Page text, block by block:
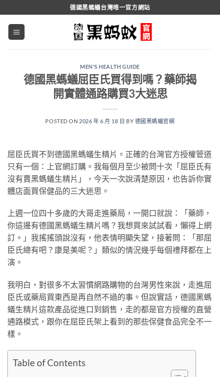
德國黑螞蟻台灣唯一官方網站
MEN'S HEALTH GUIDE
德國黑螞蟻屈臣氏買得到嗎？藥師揭
開實體通路購買3大迷思
POSTED ON 2026 年 6 月 18 日 BY 德國黑螞蟻官網
屈臣氏買不到德國黑螞蟻生精片。正確的台灣官方授權管道
只有一個：上官網訂購。我每個月至少被問十次「屈臣氏有
沒有賣黑螞蟻生精片」，今天一次說清楚原因，也告訴你實
體店面買保健品的三大迷思。
上週一位四十多歲的大哥走進藥局，一開口就說：「藥師，
你這邊有德國黑螞蟻生精片嗎？我想買來試試看，懶得上網
訂。」我搖搖頭說沒有，他表情明顯失望，接著問：「那屈
臣氏總有吧？康是美呢？」類似的情況幾乎每個禮拜都在上
演。
我明白，對很多不太習慣網路購物的台灣男性來說，走進屈
臣氏或藥局買東西是再自然不過的事。但說實話，德國黑螞
蟻生精片這款產品從進口到銷售，走的都是官方授權的直營
通路模式，跟你在屈臣氏架上看到的那些保健食品完全不一
樣。
Table of Contents